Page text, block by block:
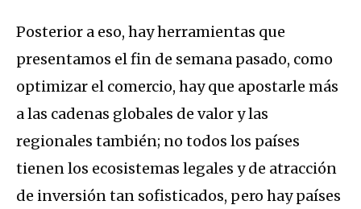
Posterior a eso, hay herramientas que
presentamos el fin de semana pasado, como
optimizar el comercio, hay que apostarle más
a las cadenas globales de valor y las
regionales también; no todos los países
tienen los ecosistemas legales y de atracción
de inversión tan sofisticados, pero hay países